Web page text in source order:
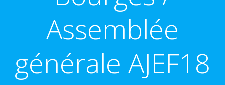
Assemblée
générale AJEF18